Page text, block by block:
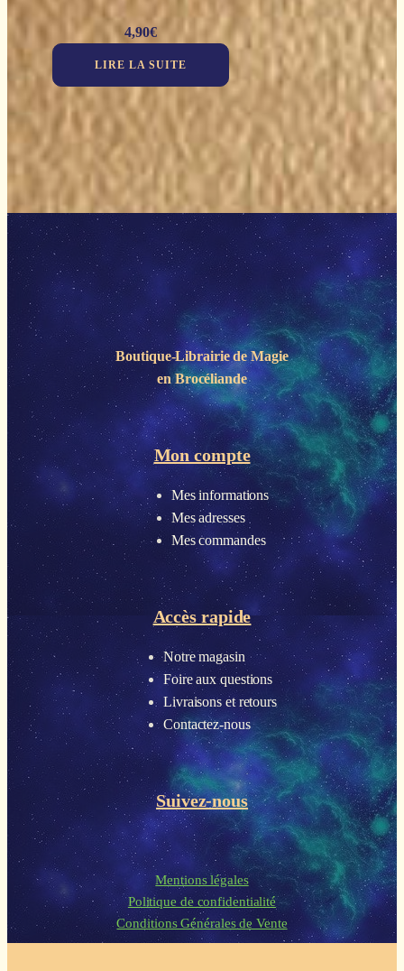
4,90€
LIRE LA SUITE
Boutique-Librairie deMagie
en Brocéliande
Mon compte
Mes informations
Mes adresses
Mes commandes
Accès rapide
Notre magasin
Foire aux questions
Livraisons et retours
Contactez-nous
Suivez-nous
Mentions légales
Politique de confidentialité
Conditions Générales de Vente